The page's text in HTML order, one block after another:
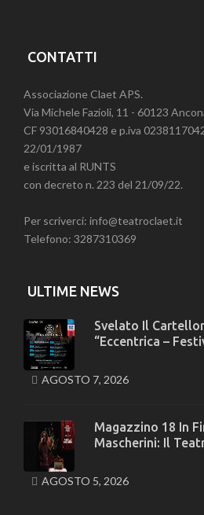
CONTATTI
Associazione Claet APS.
Via Michele Fazioli, 11 - 60123
CF 93016840428 e p.iva
22/01/1987
e iscritta al RUNTS
con decreto n. 223 del 21/09/22.
Per scriverci: info@teatroclaet.it
Telefono: 3287310369
ULTIME NEWS
Svelato Il
“Eccentrica –
AGOSTO 7, 2026
Magazzino 18 In
Mascherini: Il
AGOSTO 5, 2026